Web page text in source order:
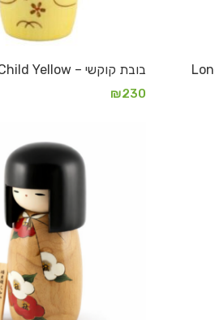
בובת קוקשי – Child Yellow
₪230